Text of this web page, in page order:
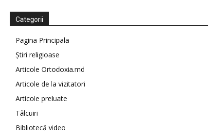
Categorii
Pagina Principala
Știri religioase
Articole Ortodoxia.md
Articole de la vizitatori
Articole preluate
Tâlcuiri
Bibliotecă video